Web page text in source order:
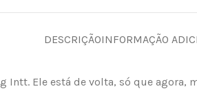
DESCRIÇÃOINFORMAÇÃO
Intt. Ele está de volta, só que agora,